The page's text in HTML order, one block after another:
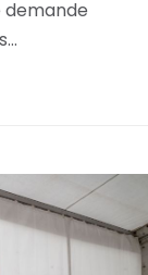
demande